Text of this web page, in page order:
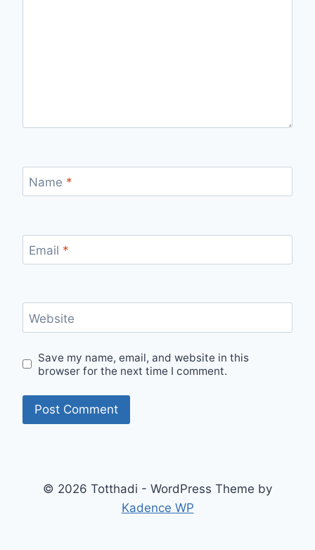
Name *
Email *
Website
Save my name, email, and website in this
browser for the next time I comment.
© 2026 Totthadi - WordPress Theme by
Kadence WP